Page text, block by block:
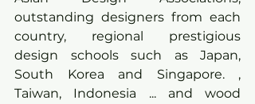
outstanding designers from each
country, regional prestigious
design schools such as Japan,
South Korea and Singapore. ,
Taiwan, Indonesia ... and wood